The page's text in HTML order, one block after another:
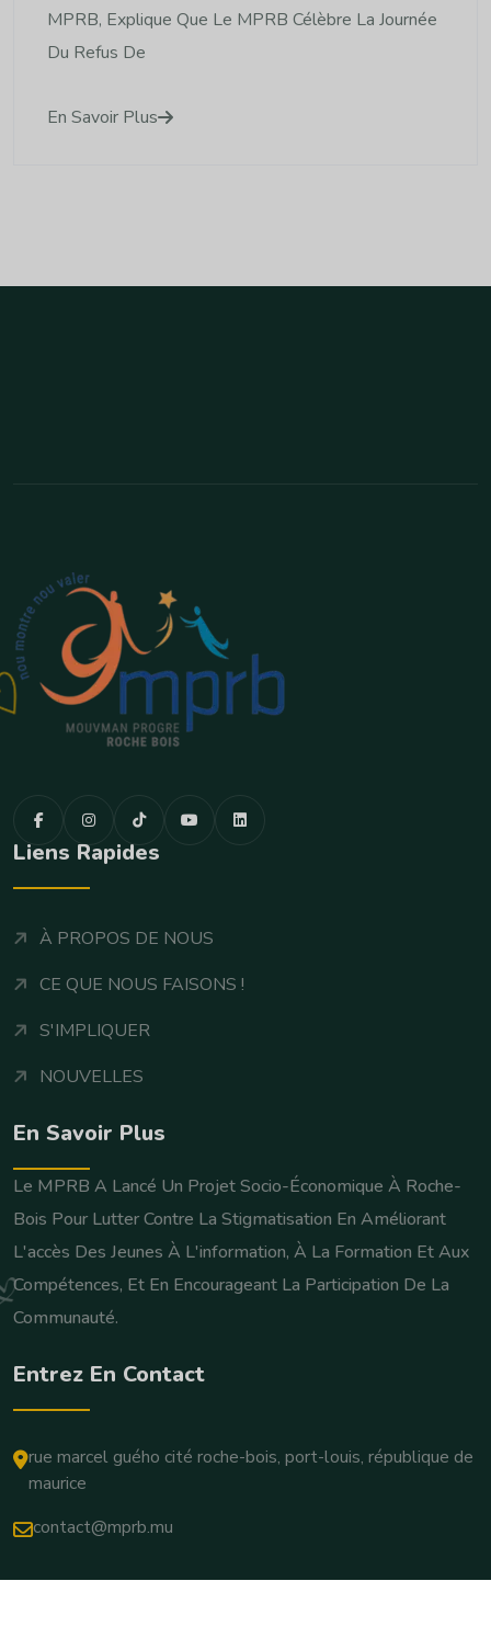
MPRB, Explique Que Le MPRB Célèbre La Journée
Du Refus De
En Savoir Plus
Liens Rapides
À PROPOS DE NOUS
CE QUE NOUS FAISONS !
S'IMPLIQUER
NOUVELLES
En Savoir Plus
Le MPRB A Lancé Un Projet Socio-Économique À Roche-
Bois Pour Lutter Contre La Stigmatisation En Améliorant
L'accès Des Jeunes À L'information, À La Formation Et Aux
Compétences, Et En Encourageant La Participation De La
Communauté.
Entrez En Contact
rue marcel guého cité roche-bois, port-louis, république de
maurice
contact@mprb.mu